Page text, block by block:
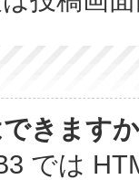
きます
では